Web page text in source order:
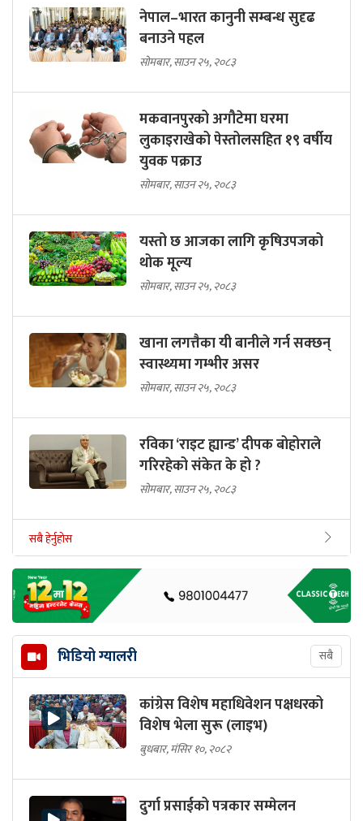
नेपाल–भारत कानुनी सम्बन्ध सुदृढ
बनाउने पहल
सोमबार, साउन २५, २०८३
मकवानपुरको अगौटेमा घरमा
लुकाइराखेको पेस्तोलसहित १९ वर्षीय
युवक पक्राउ
सोमबार, साउन २५, २०८३
यस्तो छ आजका लागि कृषिउपजको
थोक मूल्य
सोमबार, साउन २५, २०८३
खाना लगत्तैका यी बानीले गर्न सक्छन्
स्वास्थ्यमा गम्भीर असर
सोमबार, साउन २५, २०८३
रविका ‘राइट ह्यान्ड’ दीपक बोहोराले
गरिरहेको संकेत के हो ?
सोमबार, साउन २५, २०८३
सबै हेर्नुहोस
भिडियो ग्यालरी सबै
कांग्रेस विशेष महाधिवेशन पक्षधरको
विशेष भेला सुरू (लाइभ)
बुधबार, मंसिर १०, २०८२
दुर्गा प्रसाईको पत्रकार सम्मेलन